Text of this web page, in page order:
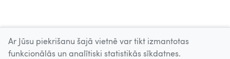
Ar Jūsu piekrišanu šajā vietnē var tikt izmantotas
funkcionālās un analītiski statistikās sīkdatnes.